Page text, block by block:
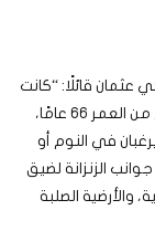
تضم 30 شخصًا. يحكي عثمان قائلًا: “كانت
المعاملة في الزنزانة سيئة للغاية. كان والدي، البالغ من العمر 66 عامًا،
في النوم أو
الزنزانة لضيق
والأرضية الصلبة